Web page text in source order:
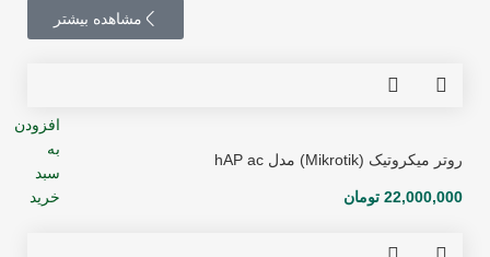
مشاهده بیشتر
افزودن
به
سبد
خرید
روتر میکروتیک (Mikrotik) مدل hAP ac
22,000,000 تومان